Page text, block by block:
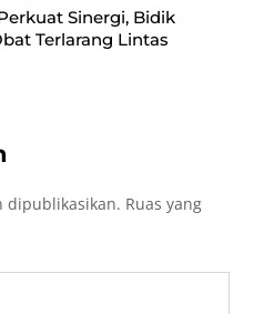
Sinergi, Bidik
Terlarang Lintas
dipublikasikan. Ruas yang